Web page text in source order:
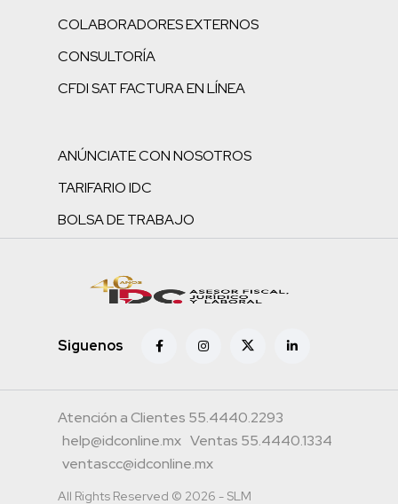
COLABORADORES EXTERNOS
CONSULTORÍA
CFDI SAT FACTURA EN LÍNEA
ANÚNCIATE CON NOSOTROS
TARIFARIO IDC
BOLSA DE TRABAJO
Siguenos
Atención a Clientes 55.4440.2293
help@idconline.mx Ventas 55.4440.1334
ventascc@idconline.mx
All Rights Reserved © 2026 - SLM